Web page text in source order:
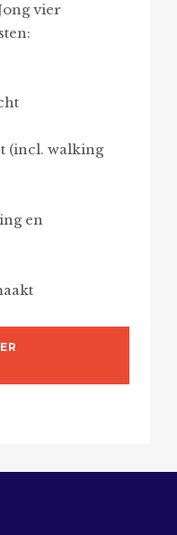
vier
(incl. walking
en